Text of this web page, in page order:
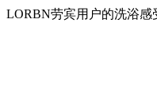
LORBN劳宾用户的洗浴感